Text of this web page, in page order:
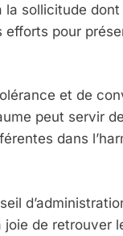
sollicitude
efforts pour
et de
peut servir
dans
de retrouver
Rapport